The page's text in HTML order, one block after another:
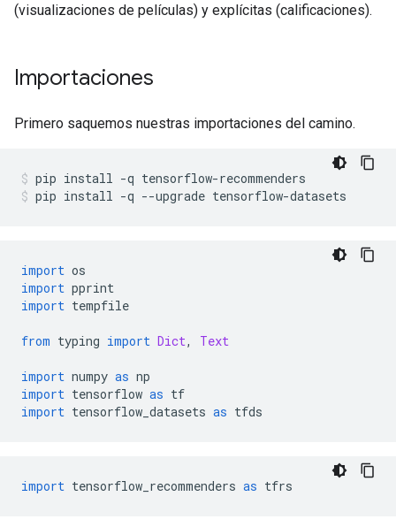
(visualizaciones de películas) y explícitas (calificaciones).
Importaciones
Primero saquemos nuestras importaciones del camino.
pip install -q tensorflow-recommenders
pip install -q --upgrade tensorflow-datasets
import os
import pprint
import tempfile
from typing import Dict, Text
import numpy as np
import tensorflow as tf
import tensorflow_datasets as tfds
import tensorflow_recommenders as tfrs